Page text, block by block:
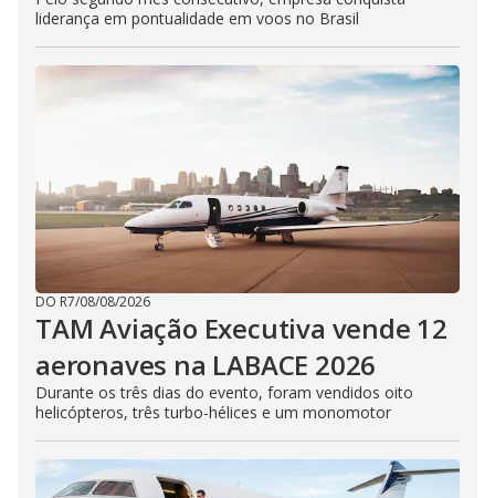
liderança em pontualidade em voos no Brasil
DO R7/08/08/2026
TAM Aviação Executiva vende 12
aeronaves na LABACE 2026
Durante os três dias do evento, foram vendidos oito
helicópteros, três turbo-hélices e um monomotor